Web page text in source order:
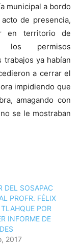
municipal a bordo
de presencia,
en territorio de
los permisos
ya habían
a cerrar el
impidiendo que
amagando con
se le mostraban
DEL SOSAPAC
PROFR. FÉLIX
POR
INFORME DE
2017